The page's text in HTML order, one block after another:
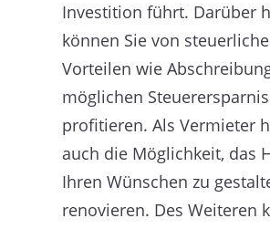
Investition führt. Darüber
können Sie von
Vorteilen wie
möglichen
profitieren. Als Vermieter
auch die Möglichkeit, das
Ihren Wünschen zu
renovieren. Des Weiteren